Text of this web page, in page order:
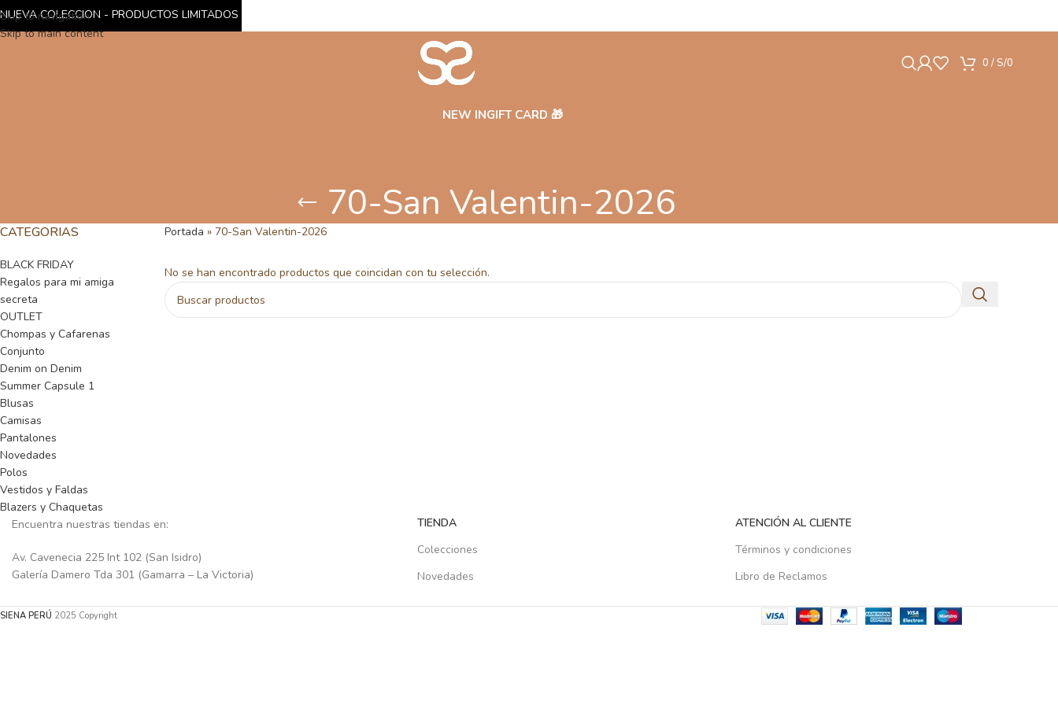
Skip to navigation
Skip to main content
0 / S/0
NEW INGIFT CARD 🎁
70-San Valentin-2026
CATEGORIAS
BLACK FRIDAY
Regalos para mi amiga
secreta
OUTLET
Chompas y Cafarenas
Conjunto
Denim on Denim
Summer Capsule 1
Blusas
Camisas
Pantalones
Novedades
Polos
Vestidos y Faldas
Blazers y Chaquetas
Portada » 70-San Valentin-2026
No se han encontrado productos que coincidan con tu selección.
Encuentra nuestras tiendas en:
Av. Cavenecia 225 Int 102 (San Isidro)
Galería Damero Tda 301 (Gamarra – La Victoria)
TIENDA
Colecciones
Novedades
ATENCIÓN AL CLIENTE
Términos y condiciones
Libro de Reclamos
SIENA PERÚ 2025 Copyright
NUEVA COLECCION - PRODUCTOS LIMITADOS